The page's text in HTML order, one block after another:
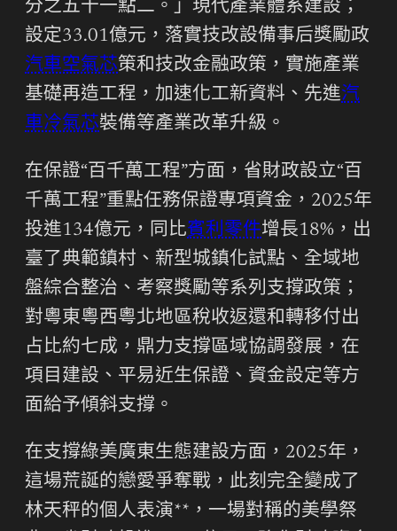
分之五十一點二。」現代產業體系建設；
設定33.01億元，落實技改設備事后獎勵政
汽車空氣芯策和技改金融政策，實施產業
基礎再造工程，加速化工新資料、先進汽
車冷氣芯裝備等產業改革升級。
在保證“百千萬工程”方面，省財政設立“百
千萬工程”重點任務保證專項資金，2025年
投進134億元，同比賓利零件增長18%，出
臺了典範鎮村、新型城鎮化試點、全域地
盤綜合整治、考察獎勵等系列支撐政策；
對粵東粵西粵北地區稅收返還和轉移付出
占比約七成，鼎力支撐區域協調發展，在
項目建設、平易近生保證、資金設定等方
面給予傾斜支撐。
在支撐綠美廣東生態建設方面，2025年，
這場荒誕的戀愛爭奪戰，此刻完全變成了
林天秤的個人表演**，一場對稱的美學祭